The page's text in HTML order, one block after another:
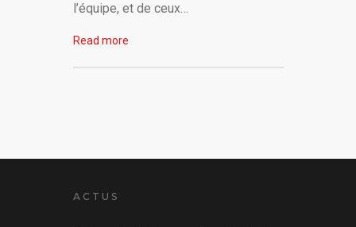
l’équipe, et de ceux…
Read more
ACTUS